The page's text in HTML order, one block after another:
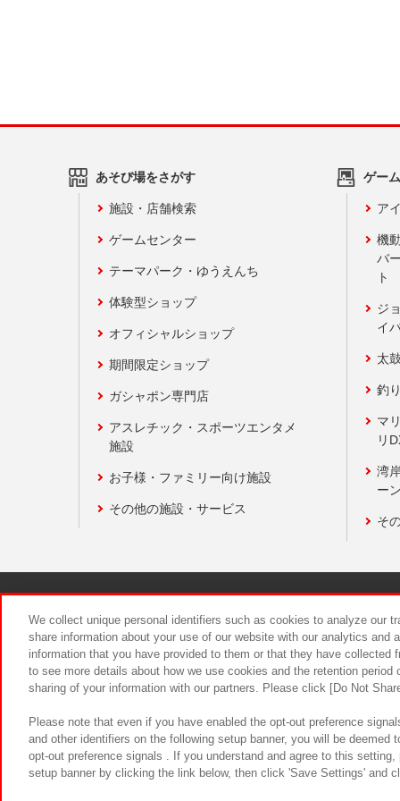
あそび場をさがす
施設・店舗検索
ゲームセンター
テーマパーク・ゆうえんち
体験型ショップ
オフィシャルショップ
期間限定ショップ
ガシャポン専門店
アスレチック・スポーツエンタメ
施設
お子様・ファミリー向け施設
その他の施設・サービス
ゲー
ア
機
バ
ト
ジ
イ
太
釣
マ
リ
湾
ー
そ
食品のご
We collect unique personal identifiers such as cookies to analyze our
share information about your use of our website with our analytics and
information that you have provided to them or that they have
to see more details about how we use cookies and the retention
sharing of your information with our partners. Please click [Do Not
Please note that even if you have enabled the opt-out preference
and other identifiers on the following setup banner, you will be
opt-out preference signals . If you understand and agree to this
setup banner by clicking the link below, then click 'Save Settings' and